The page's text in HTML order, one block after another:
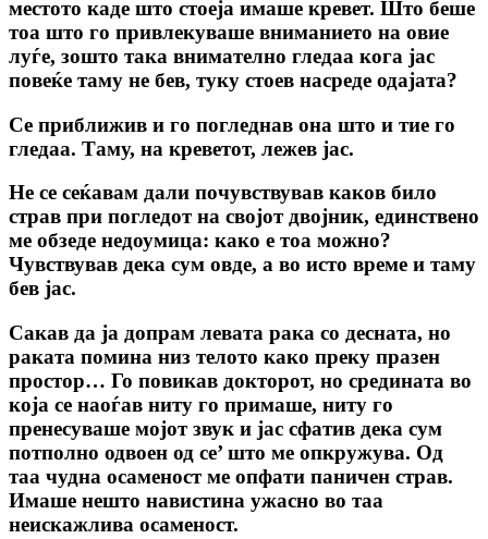
местото каде што стоеја имаше кревет. Што беше
тоа што го привлекуваше вниманието на овие
луѓе, зошто така внимателно гледаа кога jac
повеќе таму не бев, туку стоев насреде одајата?
Се приближив и го погледнав она што и тие го
гледаа. Таму, на креветот, лежев јас.
He ce сеќавам дали почувствував каков било
страв при погледот на својот двојник, единствено
ме обзеде недоумица: како е тоа можно?
Чувствував дека сум овде, a во исто време и таму
бев јас.
Сакав да ја допрам левата рака co десната, но
раката помина низ телото како преку празен
простор… Го повикав докторот, но средината во
која се наоѓав ниту го примаше, ниту го
пренесуваше мојот звук и јас сфатив дека сум
потполно одвоен од се’ што ме опкружува. Од
таа чудна осаменост ме опфати паничен страв.
Имаше нешто навистина ужасно во таа
неискажлива осаменост.